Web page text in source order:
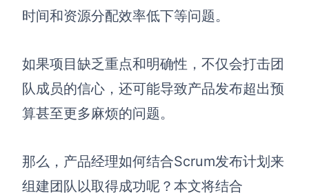
下载
解决方案
高效协作
团队协作提效
时间和资源分配效率低下等问题。
如果项目缺乏重点和明确性， 不仅会打击团
队成员的信心 ， 还可能导致产品发布超出预
算甚至更多麻烦的问题。
那么，产品经理如何结合Scrum发布计划来
组建团队以取得成功呢？本文将结合